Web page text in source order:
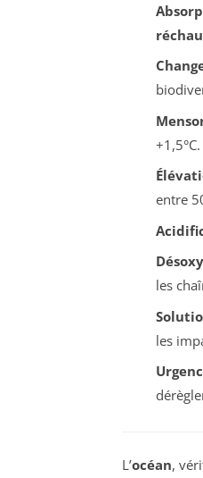
+1,5°C.
entre
les
les
L’océan,